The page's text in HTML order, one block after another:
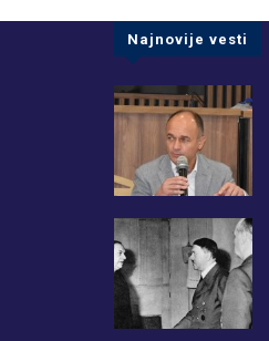
Najnovije vesti